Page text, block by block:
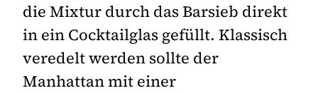
die Mixtur durch das Barsieb direkt
in ein Cocktailglas gefüllt. Klassisch
veredelt werden sollte der
Manhattan mit einer